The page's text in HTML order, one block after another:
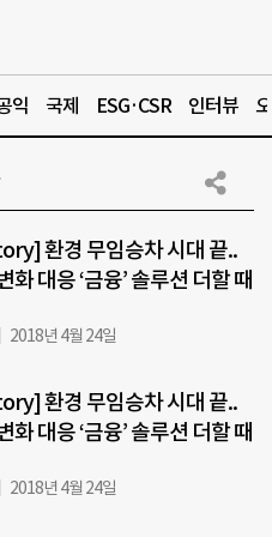
익 국제 ESG·CSR 인터뷰
환경 무임승차 시대 끝..
화 대응 ‘금융’ 솔루션 더할 때
2018년 4월 24일
환경 무임승차 시대 끝..
화 대응 ‘금융’ 솔루션 더할 때
2018년 4월 24일